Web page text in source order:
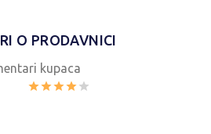
O PRODAVNICI
kupaca